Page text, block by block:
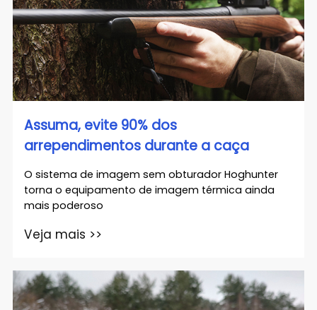
Assuma, evite 90% dos
arrependimentos durante a caça
O sistema de imagem sem obturador Hoghunter
torna o equipamento de imagem térmica ainda
mais poderoso
Veja mais >>